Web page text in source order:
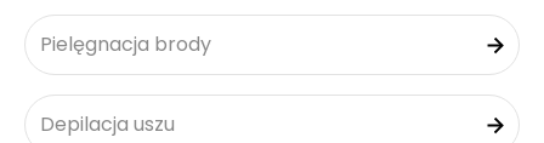
Pielęgnacja brody
Depilacja uszu